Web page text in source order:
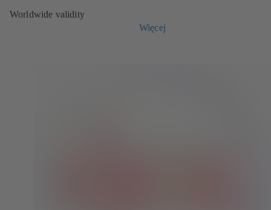
Worldwide validity
Więcej